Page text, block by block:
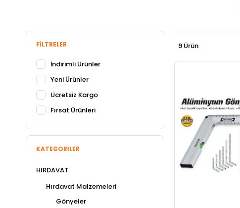
FILTRELER
İndirimli Ürünler
Yeni Ürünler
Ücretsiz Kargo
Fırsat Ürünleri
KATEGORILER
HIRDAVAT
Hırdavat Malzemeleri
Gönyeler
9 Ürün